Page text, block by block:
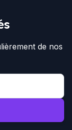
de nos